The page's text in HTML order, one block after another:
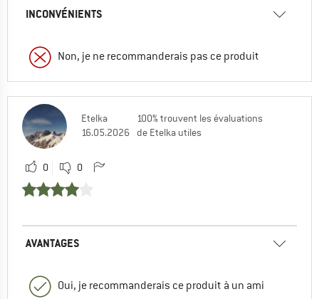
INCONVÉNIENTS
Non, je ne recommanderais pas ce produit
Etelka
16.05.2026
100% trouvent les évaluations
de Etelka utiles
0 0
AVANTAGES
Oui, je recommanderais ce produit à un ami